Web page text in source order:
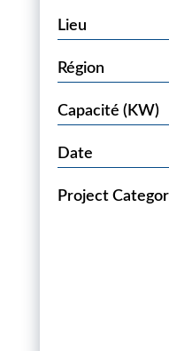
Lieu
Région
Capacité (KW)
Date
Project